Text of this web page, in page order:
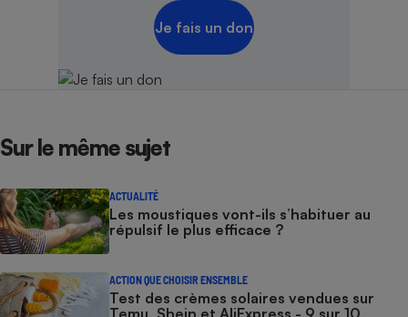
Je fais un don
Sur le même sujet
ACTUALITÉ
Les moustiques vont-ils s’habituer au
répulsif le plus efficace ?
ACTION QUE CHOISIR ENSEMBLE
Test des crèmes solaires vendues sur
Temu, Shein et AliExpress - 9 sur 10